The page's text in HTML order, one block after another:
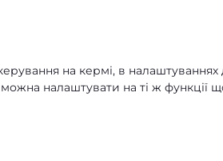
на кермі, в налаштуваннях
налаштувати на ті ж функції